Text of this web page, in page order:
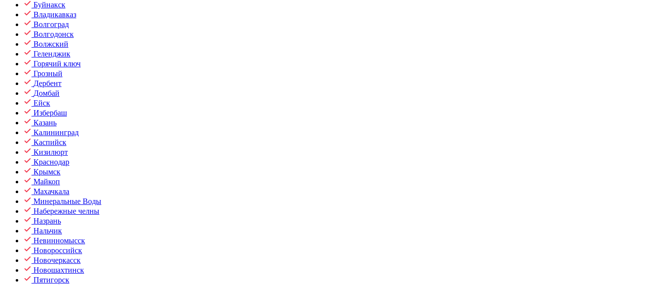
Буйнакск
Владикавказ
Волгоград
Волгодонск
Волжский
Геленджик
Горячий ключ
Грозный
Дербент
Домбай
Ейск
Избербаш
Казань
Калининград
Каспийск
Кизилюрт
Краснодар
Крымск
Майкоп
Махачкала
Минеральные Воды
Набережные челны
Назрань
Нальчик
Невинномысск
Новороссийск
Новочеркасск
Новошахтинск
Пятигорск